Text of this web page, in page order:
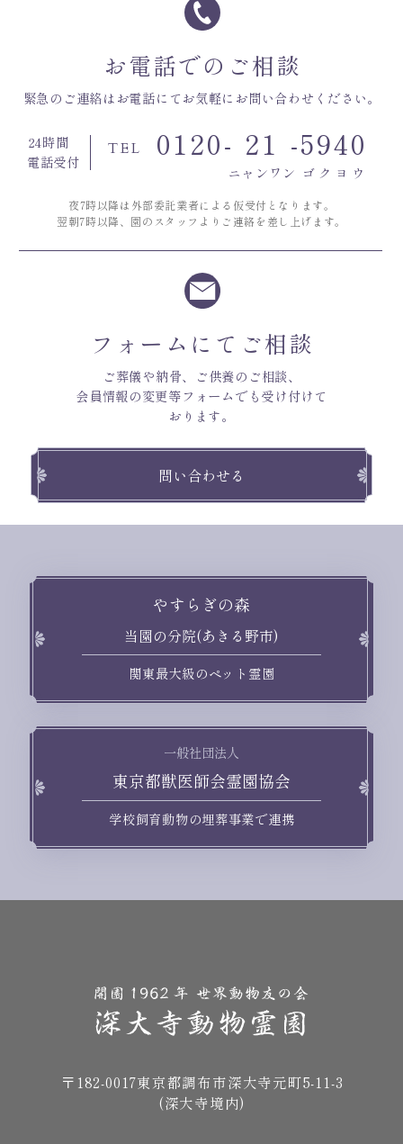
お電話でのご相談
緊急のご連絡はお電話にてお気軽にお問い合わせください。
24時間
電話受付
TEL 0120- 21
ニャンワン
-5940
ゴクヨウ
夜7時以降は外部委託業者による仮受付となります。
翌朝7時以降、園のスタッフよりご連絡を差し上げます。
フォームにてご相談
ご葬儀や納骨、ご供養のご相談、
会員情報の変更等フォームでも受け付けて
おります。
問い合わせる
やすらぎの森
当園の分院(あきる野市)
関東最大級のペット霊園
一般社団法人
東京都獣医師会霊園協会
学校飼育動物の埋葬事業で連携
〒182-0017東京都調布市深大寺元町5-11-3
(深大寺境内)